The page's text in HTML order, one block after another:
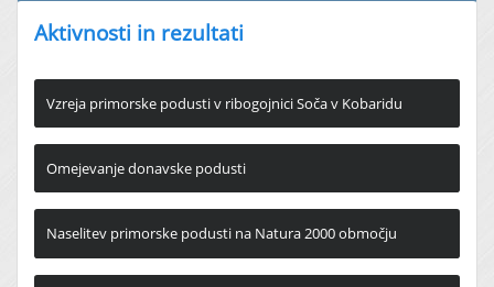
Aktivnosti in rezultati
Vzreja primorske podusti v ribogojnici Soča v Kobaridu
Omejevanje donavske podusti
Naselitev primorske podusti na Natura 2000 območju